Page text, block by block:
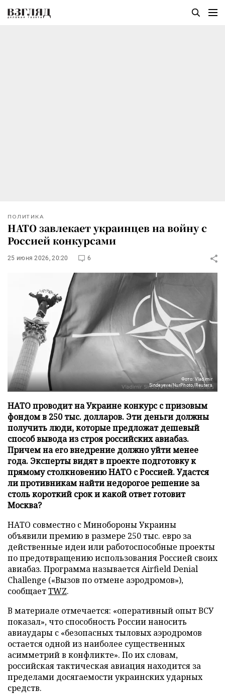
ПОЛИТИКА
НАТО завлекает украинцев на войну с
Россией конкурсами
25 июня 2026, 20:20 6
Фото: Vladimir
Sindeyeve/NurPhoto/Reuters
НАТО проводит на Украине конкурс с призовым
фондом в 250 тыс. долларов. Эти деньги должны
получить люди, которые предложат дешевый
способ вывода из строя российских авиабаз.
Причем на его внедрение должно уйти менее
года. Эксперты видят в проекте подготовку к
прямому столкновению НАТО с Россией. Удастся
ли противникам найти недорогое решение за
столь короткий срок и какой ответ готовит
Москва?
НАТО совместно с Минобороны Украины
объявили премию в размере 250 тыс. евро за
действенные идеи или работоспособные проекты
по предотвращению использования Россией своих
авиабаз. Программа называется Airfield Denial
Challenge («Вызов по отмене аэродромов»),
сообщаетTWZ.
В материале отмечается: «оперативный опыт ВСУ
показал», что способность России наносить
авиаудары с «безопасных тыловых аэродромов
остается одной из наиболее существенных
асимметрий в конфликте». По их словам,
российская тактическая авиация находится за
пределами досягаемости украинских ударных
средств.